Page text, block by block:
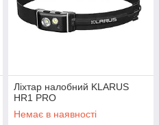
Ліхтар налобний KLARUS
HR1 PRO
Немає в наявності